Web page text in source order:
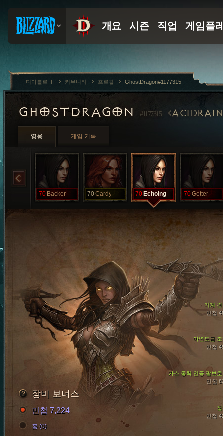
GHOSTDRAGON #1177315 ACIDRAIN
영웅 게임 기록
70 Backer 70Cardy 70 Echoing 70Getter
아연도금 조
민첩
가스 동력 인공 팔보호
민첩
기계 견
민첩
민첩
장비 보너스
민첩 7,224
홈 (0)
디아블로 III 커뮤니티 프로필 GhostDragon#1177315